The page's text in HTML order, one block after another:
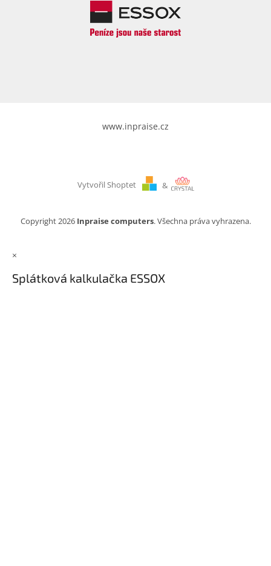
www.inpraise.cz
Vytvořil Shoptet &
Copyright 2026 Inpraise computers. Všechna práva vyhrazena.
×
Splátková kalkulačka ESSOX